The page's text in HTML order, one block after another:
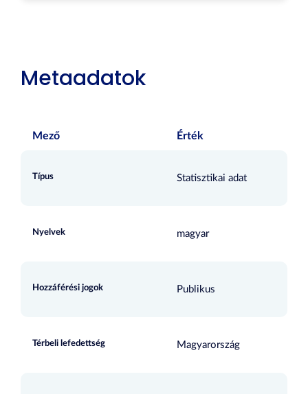
Metaadatok
Mező Érték
Típus Statisztikai adat
Nyelvek magyar
Hozzáférési jogok Publikus
Térbeli lefedettség Magyarország